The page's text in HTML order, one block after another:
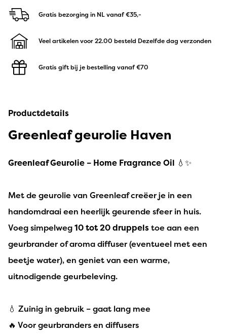
Gratis bezorging in NLvanaf €35,-
Veel artikelen voor 22.00 besteld Dezelfde dag verzonden
Gratis gift bij je bestelling vanaf €70
Productdetails
Greenleaf geurolie Haven
Greenleaf Geurolie – Home Fragrance Oil 💧✨
Met de geurolie van Greenleaf creëer je in een
handomdraai een heerlijk geurende sfeer in huis.
Voeg simpelweg10 tot 20 druppelstoe aan een
geurbrander of aroma diffuser (eventueel met een
beetje water), en geniet van een warme,
uitnodigende geurbeleving.
💧 Zuinig in gebruik – gaat lang mee
🔥 Voor geurbranders en diffusers